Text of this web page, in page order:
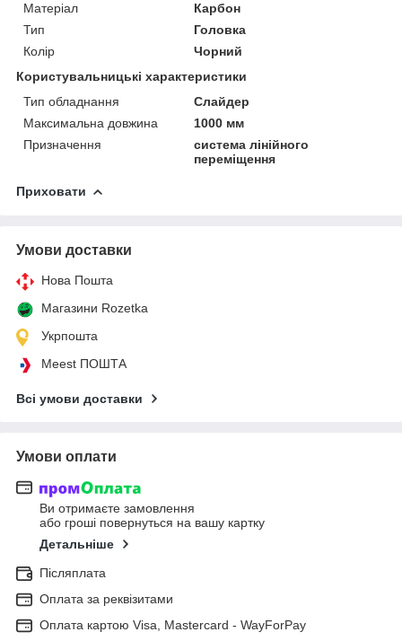
Матеріал
Карбон
Тип
Головка
Колір
Чорний
Користувальницькі характеристики
Тип обладнання
Слайдер
Максимальна довжина
1000 мм
Призначення
система лінійного
переміщення
Приховати
Умови доставки
Нова Пошта
Магазини Rozetka
Укрпошта
Meest ПОШТА
Всі умови доставки
Умови оплати
Ви отримаєте замовлення
або гроші повернуться на вашу картку
Детальніше
Післяплата
Оплата за реквізитами
Оплата картою Visa, Mastercard - WayForPay